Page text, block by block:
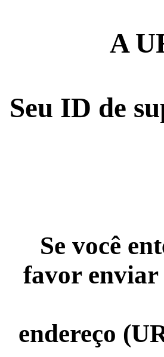
A
Seu ID de
Se você
favor enviar
endereço